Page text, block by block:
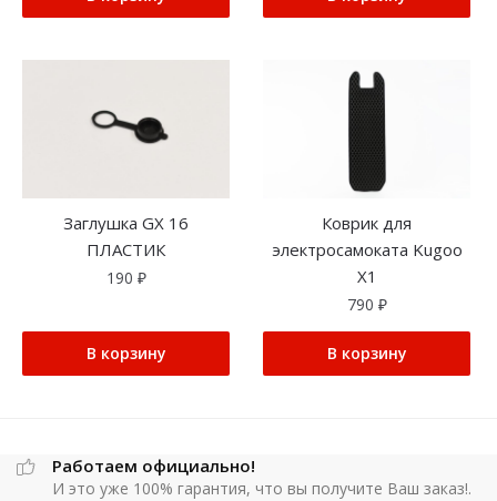
Заглушка GX 16
ПЛАСТИК
190 ₽
В корзину
Коврик для
электросамоката Kugoo
Х1
790 ₽
В корзину
Работаем официально!
И это уже 100% гарантия, что вы получите Ваш заказ!.